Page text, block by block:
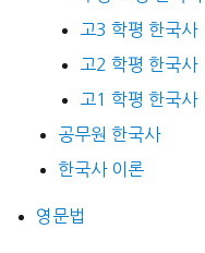
고3 학평 한국사
고2 학평 한국사
고1 학평 한국사
공무원 한국사
한국사 이론
영문법